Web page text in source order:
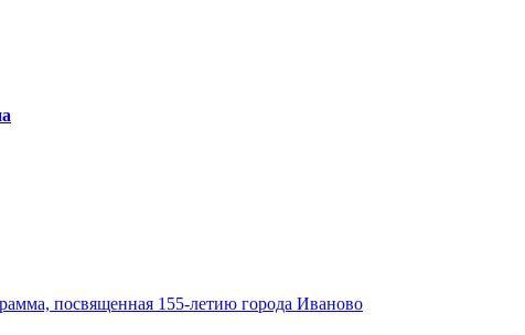
посвященная 155-летию города Иваново